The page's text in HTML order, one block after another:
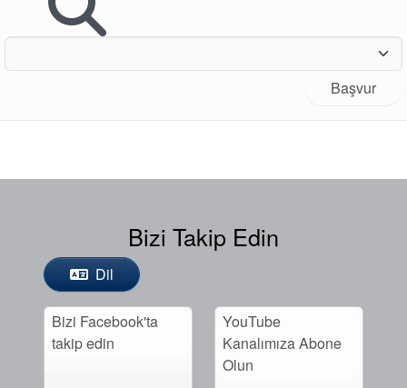
Ürün Broşürleri
beyaz bültenler
Başvur
Bizi Takip Edin
Dil
Bizi Facebook'ta
takip edin
YouTube
Kanalımıza Abone
Olun